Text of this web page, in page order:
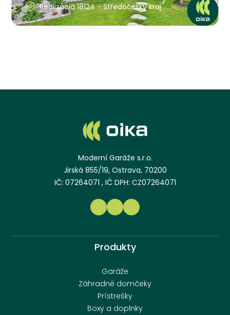
Realizácia 18124 - Středočeský kraj
Moderní Garáže s.r.o.
Jirská 855/19, Ostrava, 70200
IČ: 07264071 , IČ DPH: CZ07264071
Produkty
Garáže
Záhradné domčeky
Prístrešky
Boxy a doplnky